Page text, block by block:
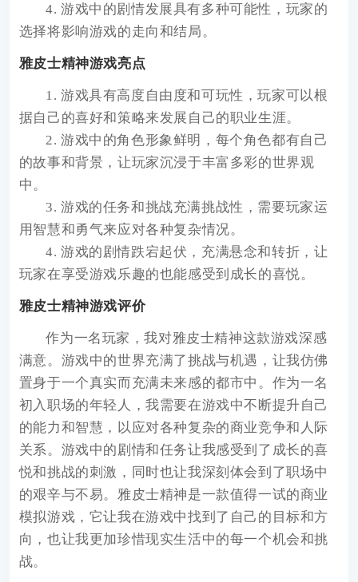
4. 游戏中的剧情发展具有多种可能性，玩家的
选择将影响游戏的走向和结局。
雅皮士精神游戏亮点
1. 游戏具有高度自由度和可玩性，玩家可以根
据自己的喜好和策略来发展自己的职业生涯。
2. 游戏中的角色形象鲜明，每个角色都有自己
的故事和背景，让玩家沉浸于丰富多彩的世界观
中。
3. 游戏的任务和挑战充满挑战性，需要玩家运
用智慧和勇气来应对各种复杂情况。
4. 游戏的剧情跌宕起伏，充满悬念和转折，让
玩家在享受游戏乐趣的也能感受到成长的喜悦。
雅皮士精神游戏评价
作为一名玩家，我对雅皮士精神这款游戏深感
满意。游戏中的世界充满了挑战与机遇，让我仿佛
置身于一个真实而充满未来感的都市中。作为一名
初入职场的年轻人，我需要在游戏中不断提升自己
的能力和智慧，以应对各种复杂的商业竞争和人际
关系。游戏中的剧情和任务让我感受到了成长的喜
悦和挑战的刺激，同时也让我深刻体会到了职场中
的艰辛与不易。雅皮士精神是一款值得一试的商业
模拟游戏，它让我在游戏中找到了自己的目标和方
向，也让我更加珍惜现实生活中的每一个机会和挑
战。